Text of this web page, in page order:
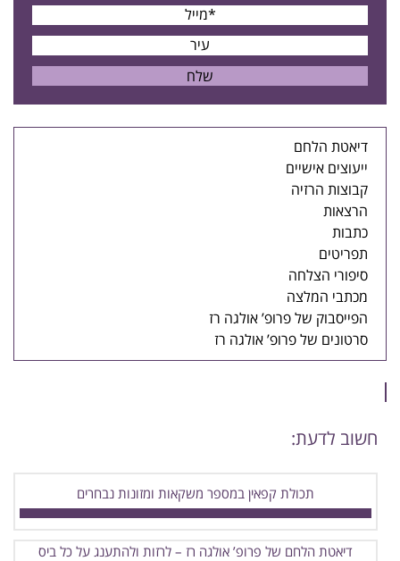
דיאטת הלחם
ייעוצים אישיים
קבוצות הרזיה
הרצאות
כתבות
תפריטים
סיפורי הצלחה
מכתבי המלצה
הפייסבוק של פרופ’ אולגה רז
סרטונים של פרופ’ אולגה רז
חשוב לדעת:
תכולת קפאין במספר משקאות ומזונות נבחרים
דיאטת הלחם של פרופ’ אולגה רז – לרזות ולהתענג על כל ביס